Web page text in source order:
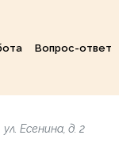
Вопрос-ответ
ул. Есенина, д. 2